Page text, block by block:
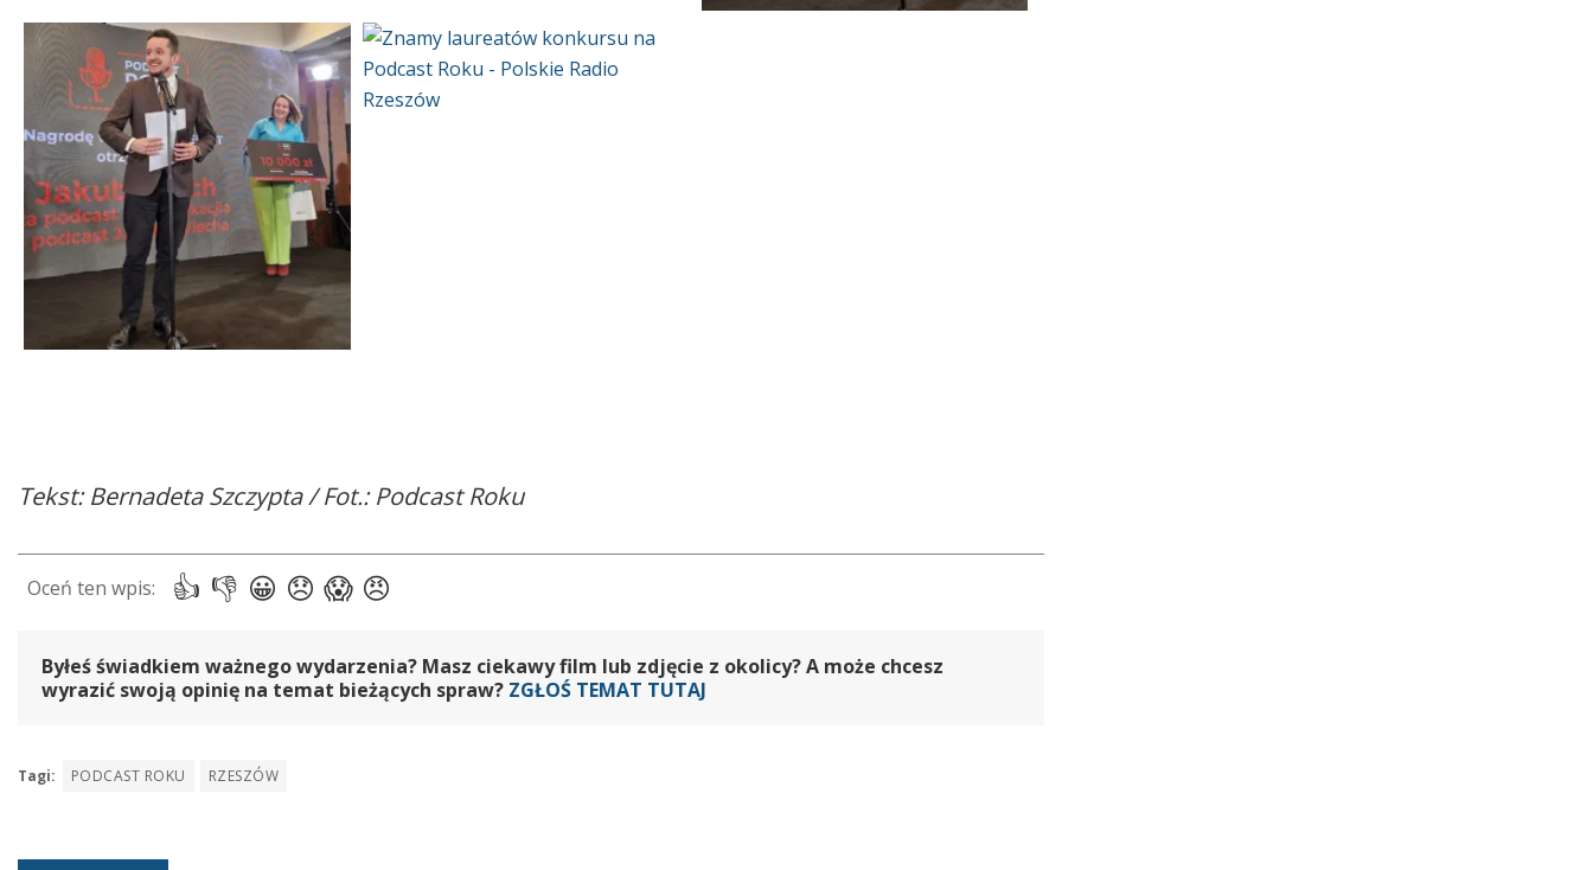
Tekst: Bernadeta Szczypta / Fot.: Podcast Roku
Byłeś świadkiem ważnego wydarzenia? Masz ciekawy film lub zdjęcie z okolicy? A może chcesz
wyrazić swoją opinię na temat bieżących spraw? ZGŁOŚ TEMAT TUTAJ
Tagi: PODCAST ROKU RZESZÓW